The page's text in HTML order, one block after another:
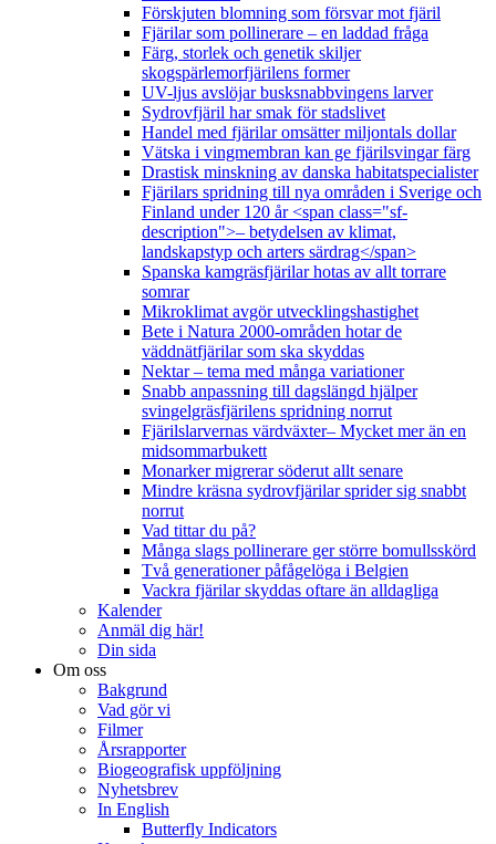
Förskjuten blomning som försvar mot fjäril
Fjärilar som pollinerare – en laddad fråga
Färg, storlek och genetik skiljer
skogspärlemorfjärilens former
UV-ljus avslöjar busksnabbvingens larver
Sydrovfjäril har smak för stadslivet
Handel med fjärilar omsätter miljontals dollar
Vätska i vingmembran kan ge fjärilsvingar färg
Drastisk minskning av danska habitatspecialister
Fjärilars spridning till nya områden i Sverige och
Finland under 120 år <span class="sf-
description">– betydelsen av klimat,
landskapstyp och arters särdrag</span>
Spanska kamgräsfjärilar hotas av allt torrare
somrar
Mikroklimat avgör utvecklingshastighet
Bete i Natura 2000-områden hotar de
väddnätfjärilar som ska skyddas
Nektar – tema med många variationer
Snabb anpassning till dagslängd hjälper
svingelgräsfjärilens spridning norrut
Fjärilslarvernas värdväxter– Mycket mer än en
midsommarbukett
Monarker migrerar söderut allt senare
Mindre kräsna sydrovfjärilar sprider sig snabbt
norrut
Vad tittar du på?
Många slags pollinerare ger större bomullsskörd
Två generationer påfågelöga i Belgien
Vackra fjärilar skyddas oftare än alldagliga
Kalender
Anmäl dig här!
Din sida
Om oss
Bakgrund
Vad gör vi
Filmer
Årsrapporter
Biogeografisk uppföljning
Nyhetsbrev
In English
Butterfly Indicators